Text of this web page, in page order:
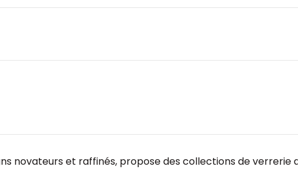
novateurs et raffinés, propose des collections de